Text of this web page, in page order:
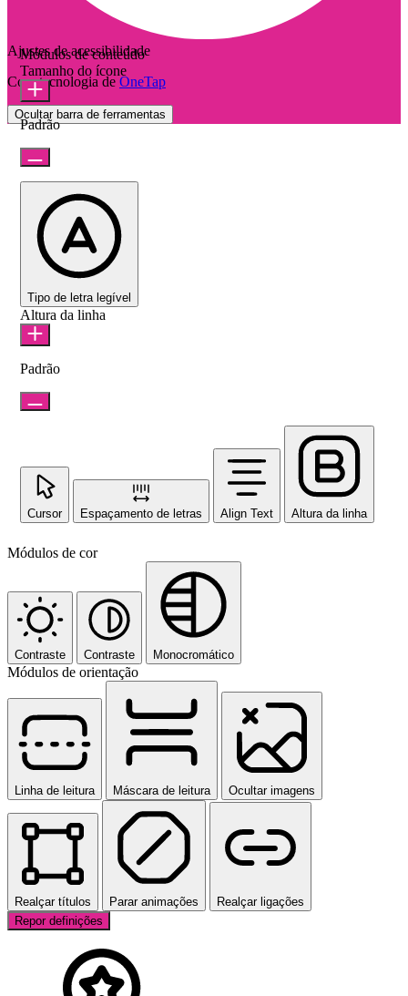
Ajustes de acessibilidade
Com tecnologia de OneTap
Ocultar barra de ferramentas
Módulos de conteúdo
Tamanho do ícone
Padrão
Tipo de letra legível
Altura da linha
Padrão
Cursor Espaçamento de letras Align Text Altura da linha
Módulos de cor
Contraste Contraste Monocromático
Módulos de orientação
Linha de leitura Máscara de leitura Ocultar imagens
Realçar títulos Parar animações
Realçar ligações
Repor definições